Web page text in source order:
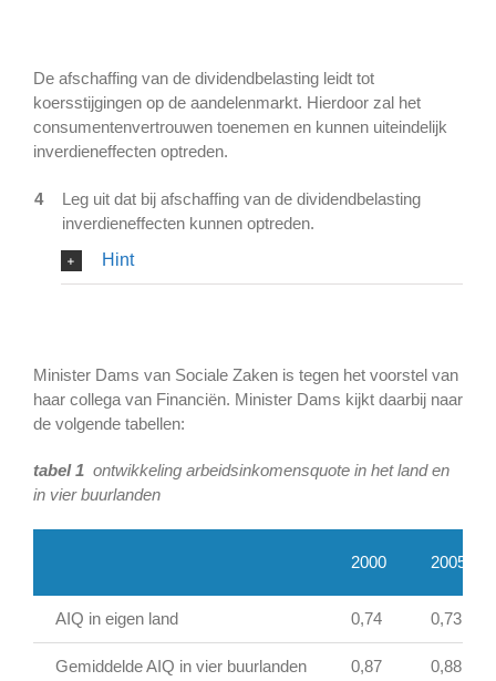
De afschaffing van de dividendbelasting leidt tot
koersstijgingen op de aandelenmarkt. Hierdoor zal het
consumentenvertrouwen toenemen en kunnen uiteindelijk
inverdieneffecten optreden.
4
Leg uit dat bij afschaffing van de dividendbelasting
inverdieneffecten kunnen optreden.
Hint
Minister Dams van Sociale Zaken is tegen het voorstel van
haar collega van Financiën. Minister Dams kijkt daarbij naar
de volgende tabellen:
tabel 1ontwikkeling arbeidsinkomensquote in het land en
in vier buurlanden
2000 2005
AIQ in eigen land 0,74 0,73
Gemiddelde AIQ in vier buurlanden 0,87 0,88